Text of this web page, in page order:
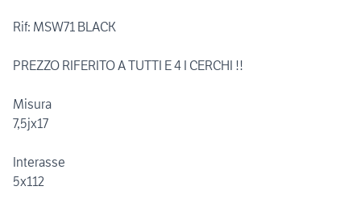
Rif: MSW71 BLACK
PREZZO RIFERITO A TUTTI E 4 I CERCHI !!
Misura
7,5jx17
Interasse
5x112